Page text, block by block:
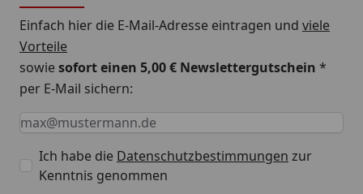
Einfach hier die E-Mail-Adresse eintragen und viele
Vorteile
sowiesofort einen 5,00 € Newslettergutschein *
per E-Mail sichern:
Keine Eingabe erforderlich
Eingabe erforderlich
E-Mail *
Ich habe die Datenschutzbestimmungen zur
Kenntnis genommen